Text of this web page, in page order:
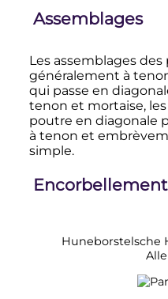
Assemblages
Les assemblages
généralement à
qui passe en
tenon et mortaise,
poutre en diagonale
à tenon et
simple.
Encorbellement
Huneborstelsche